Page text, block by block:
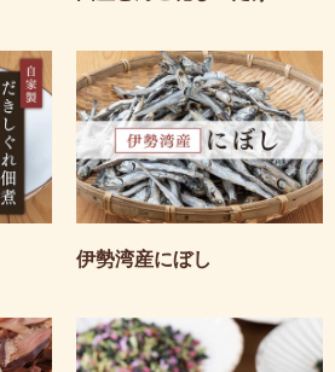
伊勢湾産にぼし